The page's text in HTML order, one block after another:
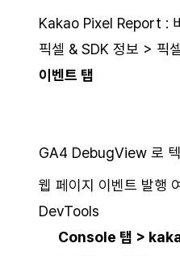
Kakao Pixel Report :
픽셀 & SDK 정보 > 픽
이벤트 탭
GA4 DebugView 로
웹 페이지 이벤트 발행
DevTools
Console 탭 >